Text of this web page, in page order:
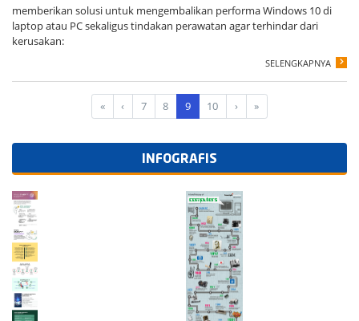
memberikan solusi untuk mengembalikan performa Windows 10 di
laptop atau PC sekaligus tindakan perawatan agar terhindar dari
kerusakan:
SELENGKAPNYA
« ‹ 7 8 9 10 › »
INFOGRAFIS